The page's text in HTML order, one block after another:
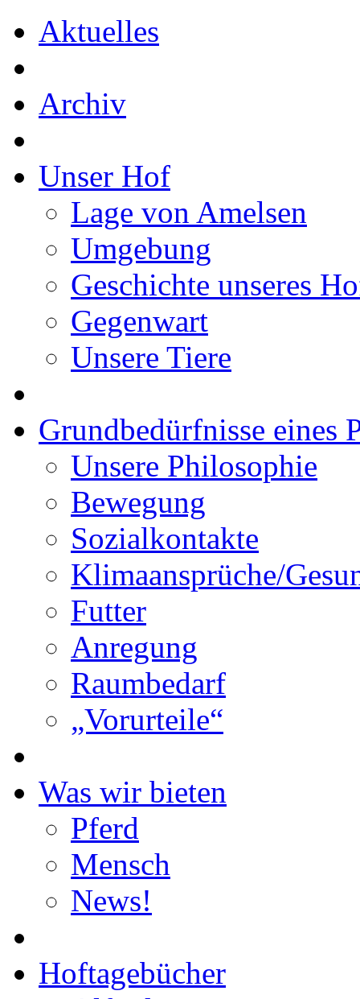
Aktuelles
Archiv
Unser Hof
Lage von Amelsen
Umgebung
Geschichte unseres
Gegenwart
Unsere Tiere
Grundbedürfnisse eines
Unsere Philosophie
Bewegung
Sozialkontakte
Klimaansprüche/
Futter
Anregung
Raumbedarf
„Vorurteile“
Was wir bieten
Pferd
Mensch
News!
Hoftagebücher